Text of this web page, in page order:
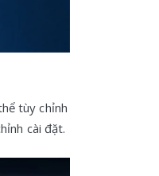
tùy chỉnh
cài đặt.